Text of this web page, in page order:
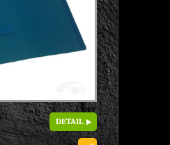
DETAIL